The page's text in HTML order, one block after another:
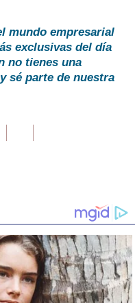
mundo empresarial
exclusivas del día
no tienes una
y sé parte de nuestra